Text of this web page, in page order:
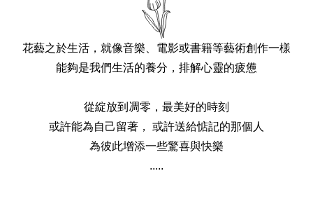
花藝之於生活，就像音樂、電影或書籍等藝術創作一樣
能夠是我們生活的養分，排解心靈的疲憊
從綻放到凋零，最美好的時刻
或許能為自己留著， 或許送給惦記的那個人
為彼此增添一些驚喜與快樂
.....